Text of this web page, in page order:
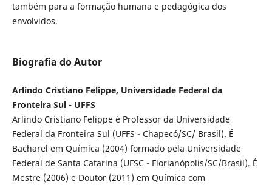
também para a formação humana e pedagógica dos
envolvidos.
Biografia do Autor
Arlindo Cristiano Felippe, Universidade Federal da
Fronteira Sul - UFFS
Arlindo Cristiano Felippe é Professor da Universidade
Federal da Fronteira Sul (UFFS - Chapecó/SC/ Brasil). É
Bacharel em Química (2004) formado pela Universidade
Federal de Santa Catarina (UFSC - Florianópolis/SC/Brasil). É
Mestre (2006) e Doutor (2011) em Química com